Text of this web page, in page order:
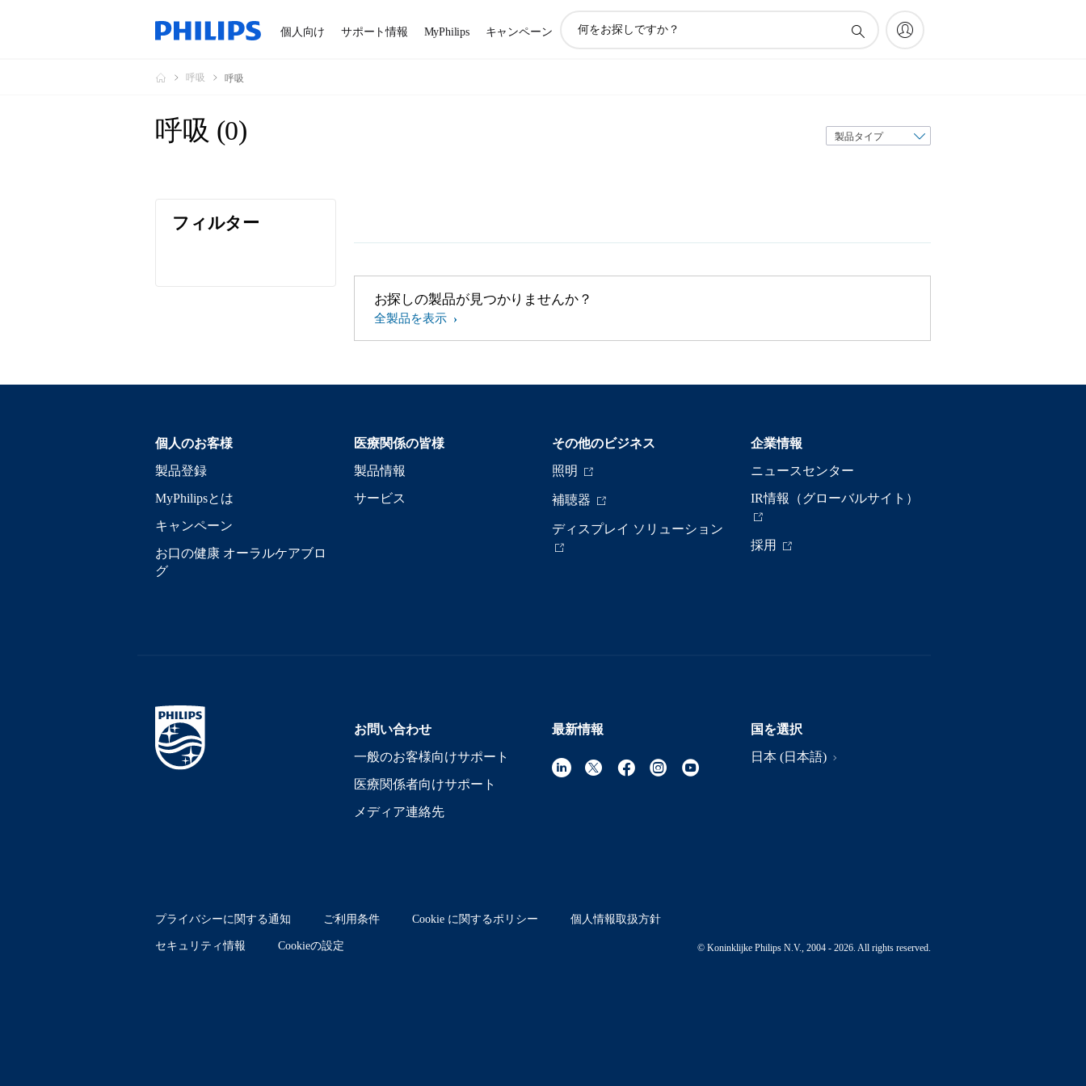
個人向け サポート情報 MyPhilips キャンペーン
呼吸 呼吸
呼吸 (0)
フィルター
お探しの製品が見つかりませんか？
全製品を表示
個人のお客様
製品登録
MyPhilipsとは
キャンペーン
お口の健康 オーラルケアブロ
グ
医療関係の皆様
製品情報
サービス
その他のビジネス
照明
補聴器
ディスプレイ ソリューション
企業情報
ニュースセンター
IR情報（グローバルサイト）
採用
お問い合わせ
一般のお客様向けサポート
医療関係者向けサポート
メディア連絡先
最新情報
国を選択
日本 (日本語)
プライバシーに関する通知 ご利用条件 Cookie に関するポリシー 個人情報取扱方針
セキュリティ情報 Cookieの設定 © Koninklijke Philips N.V., 2004 - 2026. All rights reserved.